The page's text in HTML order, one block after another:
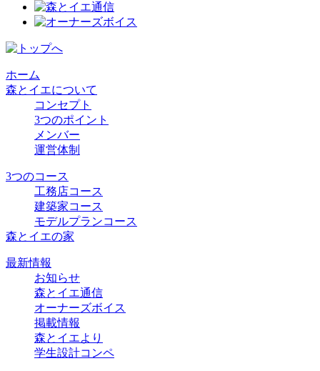
ホーム
森とイエについて
コンセプト
3つのポイント
メンバー
運営体制
3つのコース
工務店コース
建築家コース
モデルプランコース
森とイエの家
最新情報
お知らせ
森とイエ通信
オーナーズボイス
掲載情報
森とイエより
学生設計コンペ